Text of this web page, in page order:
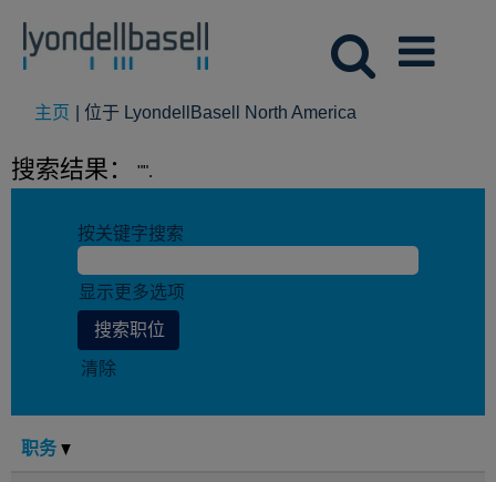
主页 位于 LyondellBasell North America
面）
搜索结果： "".
按关键字搜索
显示更多选项
清除
职务